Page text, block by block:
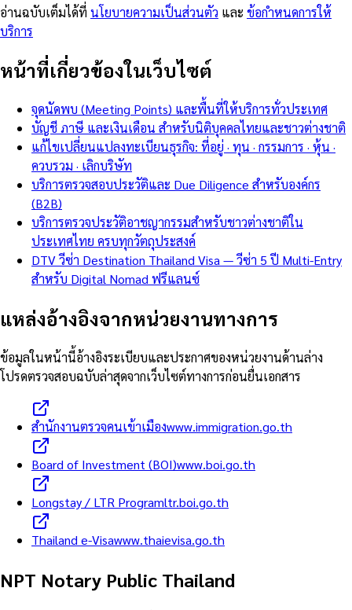
อ่านฉบับเต็มได้ที่ นโยบายความเป็นส่วนตัว และ ข้อกำหนดการให้
บริการ
หน้าที่เกี่ยวข้องในเว็บไซต์
จุดนัดพบ (Meeting Points) และพื้นที่ให้บริการทั่วประเทศ
บัญชี ภาษี และเงินเดือน สำหรับนิติบุคคลไทยและชาวต่างชาติ
แก้ไขเปลี่ยนแปลงทะเบียนธุรกิจ: ที่อยู่ · ทุน · กรรมการ · หุ้น ·
ควบรวม · เลิกบริษัท
บริการตรวจสอบประวัติและ Due Diligence สำหรับองค์กร
(B2B)
บริการตรวจประวัติอาชญากรรมสำหรับชาวต่างชาติใน
ประเทศไทย ครบทุกวัตถุประสงค์
DTV วีซ่า Destination Thailand Visa — วีซ่า 5 ปี Multi-Entry
สำหรับ Digital Nomad ฟรีแลนซ์
แหล่งอ้างอิงจากหน่วยงานทางการ
ข้อมูลในหน้านี้อ้างอิงระเบียบและประกาศของหน่วยงานด้านล่าง
โปรดตรวจสอบฉบับล่าสุดจากเว็บไซต์ทางการก่อนยื่นเอกสาร
สำนักงานตรวจคนเข้าเมืองwww.immigration.go.th
Board of Investment (BOI)www.boi.go.th
Longstay / LTR Programltr.boi.go.th
Thailand e-Visawww.thaievisa.go.th
NPT Notary Public Thailand